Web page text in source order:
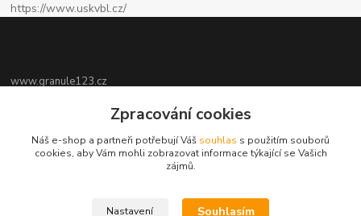
https://www.uskvbl.cz/
www.granule123.cz
+420775964988
Ut - Pá 8:30 - 16:30, So 8:30 - 11:00
Zpracování cookies
Náš e-shop a partneři potřebují Váš souhlas s použitím souborů
cookies, aby Vám mohli zobrazovat informace týkající se Vašich
zájmů.
Nastavení Souhlasím